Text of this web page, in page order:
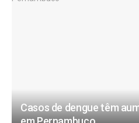
Casos de dengue têm